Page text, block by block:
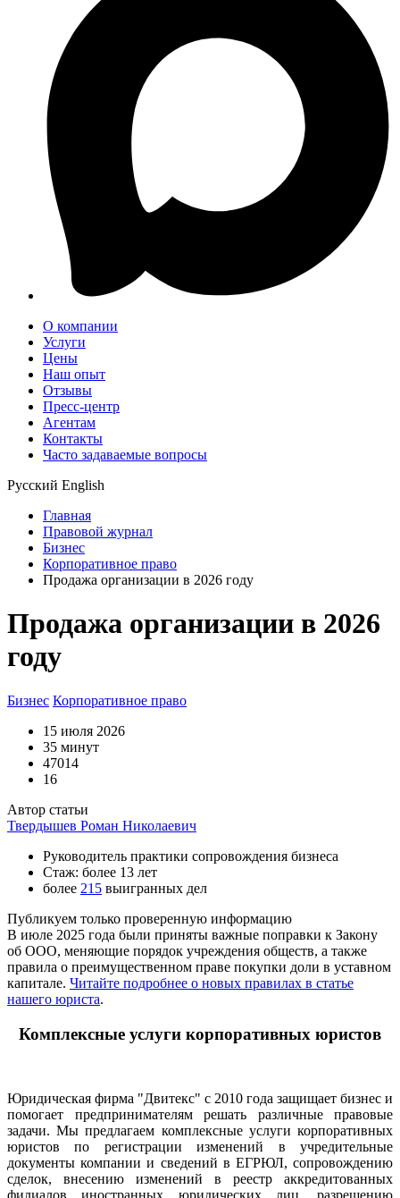
О компании
Услуги
Цены
Наш опыт
Отзывы
Пресс-центр
Агентам
Контакты
Часто задаваемые вопросы
Русский English
Главная
Правовой журнал
Бизнес
Корпоративное право
Продажа организации в 2026 году
Продажа организации в 2026
году
Бизнес Корпоративное право
15 июля 2026
35 минут
47014
16
Автор статьи
Твердышев Роман Николаевич
Руководитель практики сопровождения бизнеса
Стаж: более 13 лет
более 215 выигранных дел
Публикуем только проверенную информацию
В июле 2025 года были приняты важные поправки к Закону
об ООО, меняющие порядок учреждения обществ, а также
правила о преимущественном праве покупки доли в уставном
капитале. Читайте подробнее о новых правилах в статье
нашего юриста.
Комплексные услуги корпоративных юристов
Юридическая фирма "Двитекс" с 2010 года защищает бизнес и
помогает предпринимателям решать различные правовые
задачи. Мы предлагаем комплексные услуги корпоративных
юристов по регистрации изменений в учредительные
документы компании и сведений в ЕГРЮЛ, сопровождению
сделок, внесению изменений в реестр аккредитованных